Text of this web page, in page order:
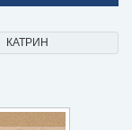
КАТРИН